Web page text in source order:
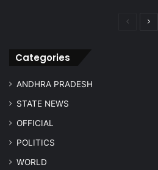
Previous
Categories
ANDHRA PRADESH
STATE NEWS
OFFICIAL
POLITICS
WORLD